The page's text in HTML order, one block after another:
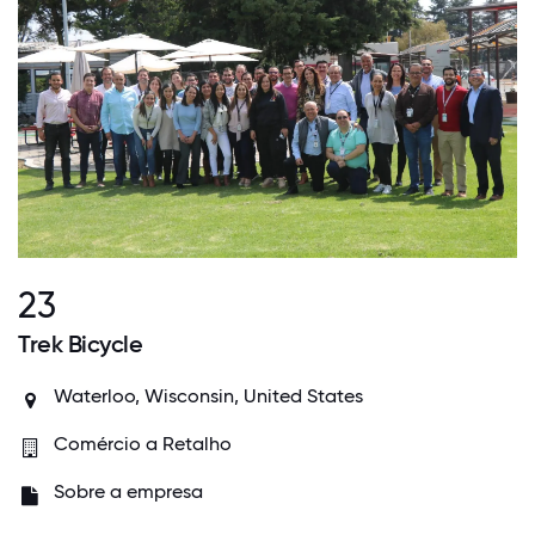
23
Trek Bicycle
Waterloo, Wisconsin, United States
Comércio a Retalho
Sobre a empresa